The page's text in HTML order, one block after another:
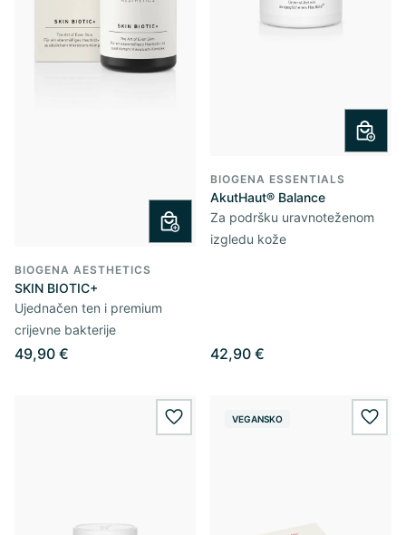
BIOGENA AESTHETICS
SKIN BIOTIC+
Ujednačen ten i premium
crijevne bakterije
49,90 €
BIOGENA ESSENTIALS
AkutHaut® Balance
Za podršku uravnoteženom
izgledu kože
42,90 €
wishlist.addVEGANSKO